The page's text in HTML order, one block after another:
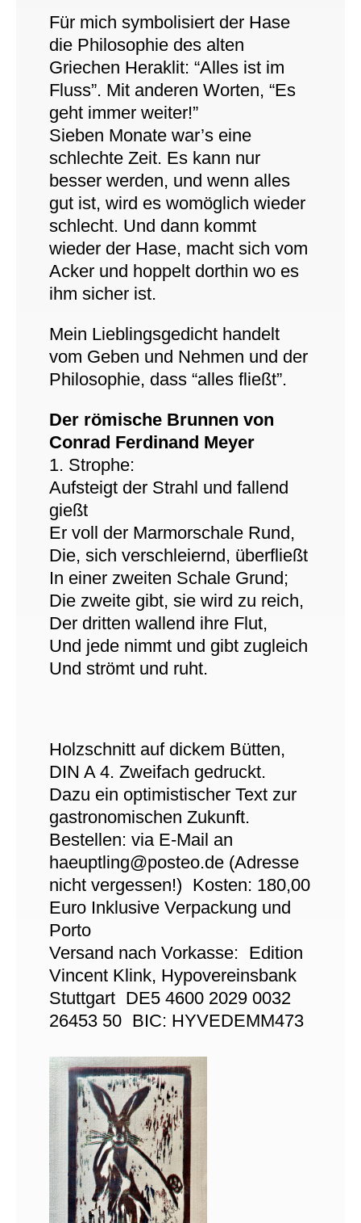
Für mich symbolisiert der Hase
die Philosophie des alten
Griechen Heraklit: “Alles ist im
Fluss”. Mit anderen Worten, “Es
geht immer weiter!”
Sieben Monate war’s eine
schlechte Zeit. Es kann nur
besser werden, und wenn alles
gut ist, wird es womöglich wieder
schlecht. Und dann kommt
wieder der Hase, macht sich vom
Acker und hoppelt dorthin wo es
ihm sicher ist.
Mein Lieblingsgedicht handelt
vom Geben und Nehmen und der
Philosophie, dass “alles fließt”.
Der römische Brunnen von
Conrad Ferdinand Meyer
1. Strophe:
Aufsteigt der Strahl und fallend
gießt
Er voll der Marmorschale Rund,
Die, sich verschleiernd, überfließt
In einer zweiten Schale Grund;
Die zweite gibt, sie wird zu reich,
Der dritten wallend ihre Flut,
Und jede nimmt und gibt zugleich
Und strömt und ruht.
Holzschnitt auf dickem Bütten,
DIN A 4. Zweifach gedruckt.
Dazu ein optimistischer Text zur
gastronomischen Zukunft.
Bestellen: via E-Mail an
haeuptling@posteo.de (Adresse
nicht vergessen!) Kosten: 180,00
Euro Inklusive Verpackung und
Porto
Versand nach Vorkasse: Edition
Vincent Klink, Hypovereinsbank
Stuttgart DE5 4600 2029 0032
26453 50 BIC: HYVEDEMM473